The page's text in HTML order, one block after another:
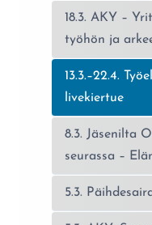
18.3. AKY –
työhön ja
Nykyinen sivu:
13.3.–22.4.
livekiertue
8.3. Jäsenilta
seurassa –
5.3.